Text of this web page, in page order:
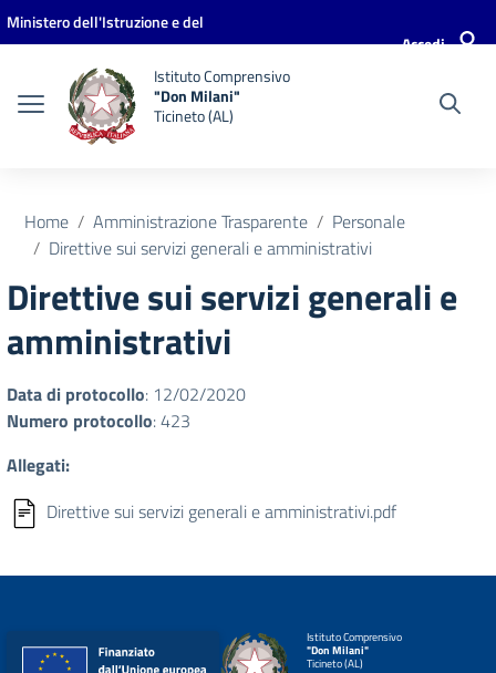
Vai ai contenuti
Vai al menu di navigazione
Vai al footer
Ministero dell'Istruzione e del
Accedi
Istituto Comprensivo
"Don Milani"
Ticineto (AL)
Home Amministrazione Trasparente
Personale
Direttive sui servizi generali e amministrativi
Direttive sui servizi generali e
amministrativi
Data di protocollo: 12/02/2020
Numero protocollo: 423
Allegati:
Direttive sui servizi generali e amministrativi.pdf
Istituto Comprensivo
"Don Milani"
Ticineto (AL)